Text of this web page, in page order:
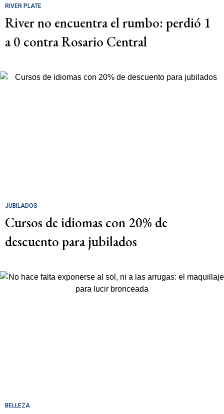
RIVER PLATE
River no encuentra el rumbo: perdió 1
a 0 contra Rosario Central
JUBILADOS
Cursos de idiomas con 20% de
descuento para jubilados
BELLEZA